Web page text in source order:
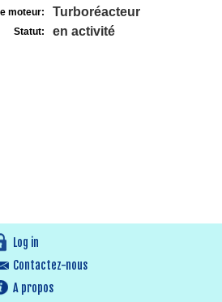
moteur: Turboréacteur
Statut: en activité
Log in
Contactez-nous
A propos